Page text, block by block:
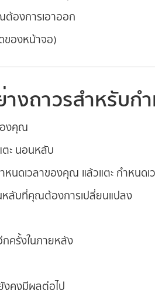
ต้องการเอาออก
ของหน้าจอ)
งถาวรสำหรับก
องคุณ
ตะ นอนหลับ
นดเวลาของคุณ แล้วแตะ กำหนดเ
หลับที่คุณต้องการเปลี่ยนแปลง
ครั้งในภายหลัง
งคงมีผลต่อไป